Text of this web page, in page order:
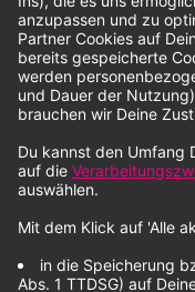
Hier ist die Adresse,
im
MP3-Format liefert:
Anzeige
Wo finde ich euch
Anzeige